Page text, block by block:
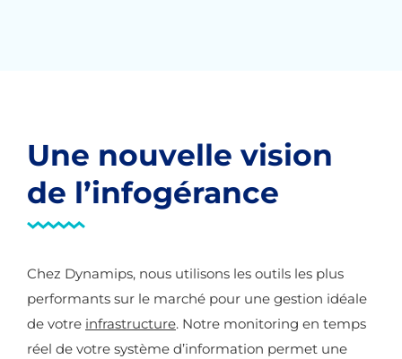
Une nouvelle vision
de l’infogérance
Chez Dynamips, nous utilisons les outils les plus
performants sur le marché pour une gestion idéale
de votre infrastructure. Notre monitoring en temps
réel de votre système d’information permet une